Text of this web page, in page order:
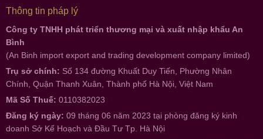
Thông tin pháp lý
Công ty TNHH phát triển thương mại và xuất nhập khẩu An
Bình
(An Binh import export and trading development company limited)
Trụ sở chính: Số 134 đường Khuất Duy Tiến, Phường Nhân
Chính, Quận Thanh Xuân, Thành phố Hà Nội, Việt Nam
Mã Số Thuế: 0110382023
Đăng ký ngày: 09 tháng 06 năm 2023 tại phòng đăng ký kinh
doanh Sở Kế Hoạch và Đầu Tư Tp. Hà Nội